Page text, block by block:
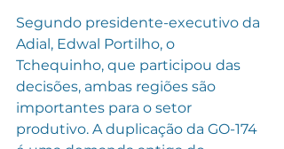
Segundo presidente-executivo da
Adial, Edwal Portilho, o
Tchequinho, que participou das
decisões, ambas regiões são
importantes para o setor
produtivo. A duplicação da GO-174